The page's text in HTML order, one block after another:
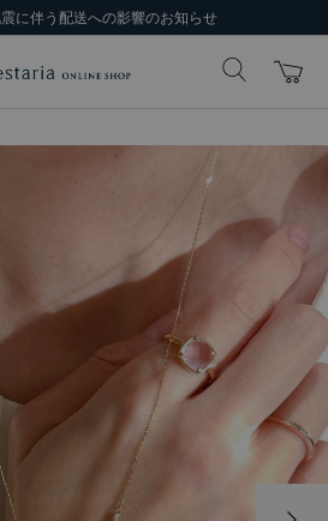
震に伴う配送への影響のお知らせ